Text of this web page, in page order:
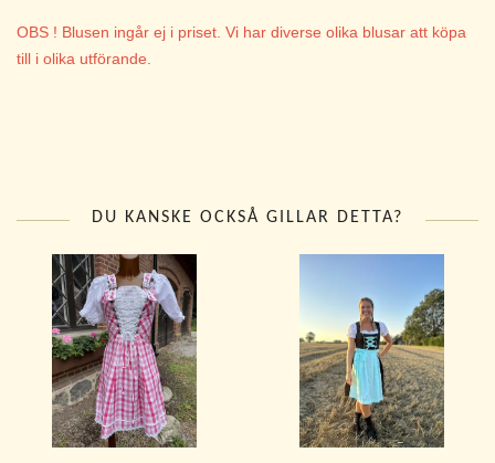
OBS ! Blusen ingår ej i priset. Vi har diverse olika blusar att köpa
till i olika utförande.
DU KANSKE OCKSÅ GILLAR DETTA?